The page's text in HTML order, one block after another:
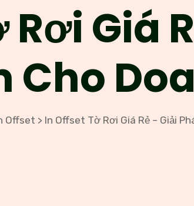
Giá
Cho
Offset > In Offset Tờ Rơi Giá Rẻ – Giải